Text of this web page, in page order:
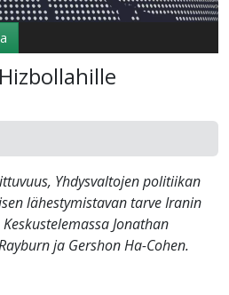
Yhdysvaltojen politiikan
lähestymistavan tarve Iranin
Jonathan
ja Gershon Ha-Cohen.